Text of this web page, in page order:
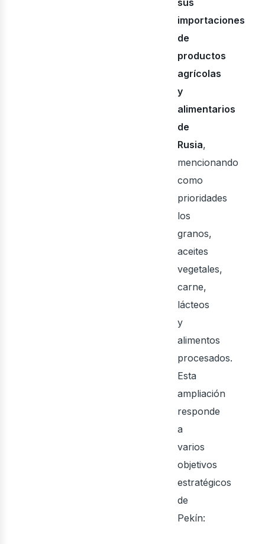
sus
importaciones
de
productos
agrícolas
y
alimentarios
de
Rusia,
mencionando
como
prioridades
los
granos,
aceites
vegetales,
carne,
lácteos
y
alimentos
procesados.
Esta
ampliación
responde
a
varios
objetivos
estratégicos
de
Pekín: